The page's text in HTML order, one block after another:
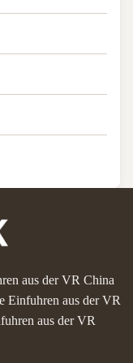
aus der VR China
Einfuhren aus der VR
aus der VR